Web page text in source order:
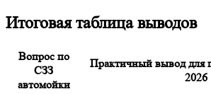
Итоговая таблица выводов
Вопрос по
СЗЗ
автомойки
Практичный вывод для
2026